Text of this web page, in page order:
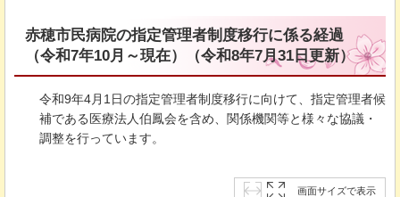
赤穂市民病院の指定管理者制度移行に係る経過
（令和7年10月～現在）（令和8年7月31日更新）
令和9年4月1日の指定管理者制度移行に向けて、指定管理者候
補である医療法人伯鳳会を含め、関係機関等と様々な協議・
調整を行っています。
画面サイズで表示